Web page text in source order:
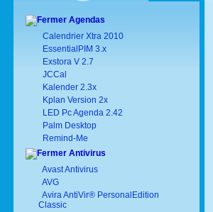
Agendas
Calendrier Xtra 2010
EssentialPIM 3.x
Exstora V 2.7
JCCal
Kalender 2.3x
Kplan Version 2x
LED Pc Agenda 2.42
Palm Desktop
Remind-Me
Antivirus
Avast Antivirus
AVG
Avira AntiVir® PersonalEdition
Classic